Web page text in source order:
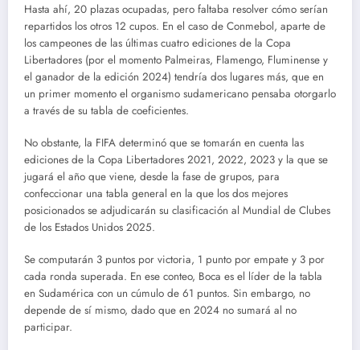
Hasta ahí, 20 plazas ocupadas, pero faltaba resolver cómo serían
repartidos los otros 12 cupos. En el caso de Conmebol, aparte de
los campeones de las últimas cuatro ediciones de la Copa
Libertadores (por el momento Palmeiras, Flamengo, Fluminense y
el ganador de la edición 2024) tendría dos lugares más, que en
un primer momento el organismo sudamericano pensaba otorgarlo
a través de su tabla de coeficientes.
No obstante, la FIFA determinó que se tomarán en cuenta las
ediciones de la Copa Libertadores 2021, 2022, 2023 y la que se
jugará el año que viene, desde la fase de grupos, para
confeccionar una tabla general en la que los dos mejores
posicionados se adjudicarán su clasificación al Mundial de Clubes
de los Estados Unidos 2025.
Se computarán 3 puntos por victoria, 1 punto por empate y 3 por
cada ronda superada. En ese conteo, Boca es el líder de la tabla
en Sudamérica con un cúmulo de 61 puntos. Sin embargo, no
depende de sí mismo, dado que en 2024 no sumará al no
participar.